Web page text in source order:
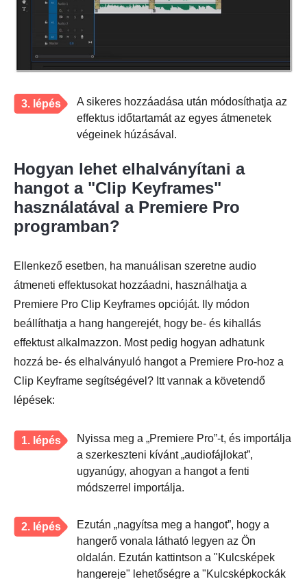
3. lépés
A sikeres hozzáadása után módosíthatja az
effektus időtartamát az egyes átmenetek
végeinek húzásával.
Hogyan lehet elhalványítani a
hangot a "Clip Keyframes"
használatával a Premiere Pro
programban?
Ellenkező esetben, ha manuálisan szeretne audio
átmeneti effektusokat hozzáadni, használhatja a
Premiere Pro Clip Keyframes opcióját. Ily módon
beállíthatja a hang hangerejét, hogy be- és kihallás
effektust alkalmazzon. Most pedig hogyan adhatunk
hozzá be- és elhalványuló hangot a Premiere Pro-hoz a
Clip Keyframe segítségével? Itt vannak a követendő
lépések:
1. lépés
Nyissa meg a „Premiere Pro”-t, és importálja
a szerkeszteni kívánt „audiofájlokat”,
ugyanúgy, ahogyan a hangot a fenti
módszerrel importálja.
2. lépés
Ezután „nagyítsa meg a hangot”, hogy a
hangerő vonala látható legyen az Ön
oldalán. Ezután kattintson a "Kulcsképek
hangereje" lehetőségre a "Kulcsképkockák